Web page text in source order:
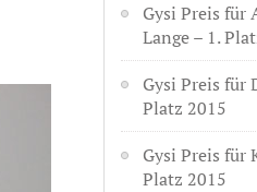
Gysi Preis für
Lange – 1.
Gysi Preis für
Platz 2015
Gysi Preis für
Platz 2015